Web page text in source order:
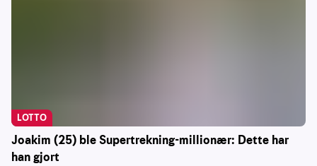
Joakim (25) ble Supertrekning-millionær: Dette har
han gjort
LOTTO